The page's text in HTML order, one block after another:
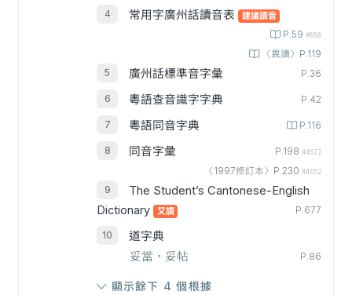
常用字廣州話讀音表 建議讀音
P.59 #880
〈異讀〉P.119
廣州話標準音字彙 P.36
粵語查音識字字典 P.42
粵語同音字典 P.116
同音字彙 P.198 #4672
〈1997修訂本〉P.230 #4652
The Student’s Cantonese-English
Dictionary 又讀 P.677
道字典
妥當，妥帖
P.86
顯示餘下 4 個根據